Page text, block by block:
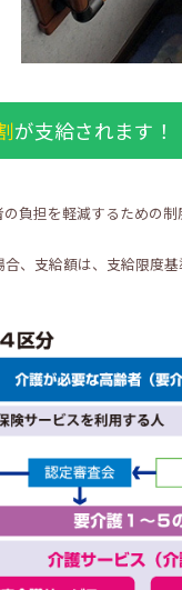
が支給されます！
負担を軽減するための制
、支給額は、支給限度基